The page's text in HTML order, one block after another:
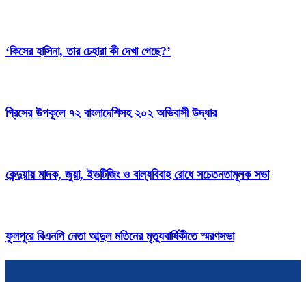
‘কিসের হাসিনা, তার চেহারা কী দেখা গেছে?’
গ্রিসের উপকূলে ৭২ বাংলাদেশিসহ ২০২ অভিবাসী উদ্ধার
কেন্দুয়ায় মাদক, জুয়া, ইভটিজিং ও বাল্যবিবাহ রোধে সচেতনতামূলক সভা
ফুলপুরে বিএনপি নেতা আব্দুল মতিনের মৃত্যুবার্ষিকীতে স্মরণসভা